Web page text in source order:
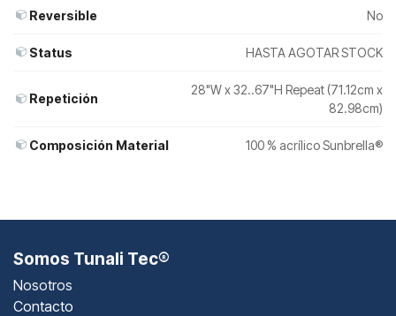
Reversible No
Status HASTA AGOTAR STOCK
Repetición
28"W x 32..67"H Repeat (71.12cm x
82.98cm)
Composición Material 100 % acrílico Sunbrella®
Somos Tunali Tec®
Nosotros
Contacto